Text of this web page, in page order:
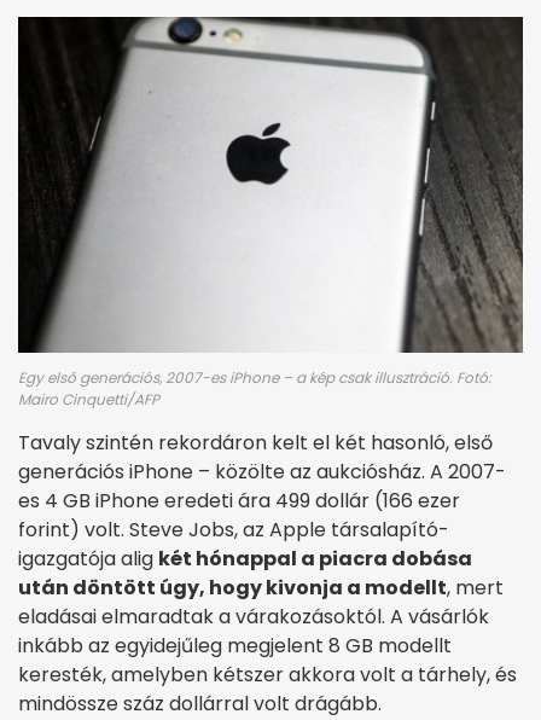
Egy első generációs, 2007-es iPhone – a kép csak illusztráció. Fotó:
Mairo Cinquetti/AFP
Tavaly szintén rekordáron kelt el két hasonló, első
generációs iPhone – közölte az aukciósház. A 2007-
es 4 GB iPhone eredeti ára 499 dollár (166 ezer
forint) volt. Steve Jobs, az Apple társalapító-
igazgatója alig két hónappal a piacra dobása
után döntött úgy, hogy kivonja a modellt, mert
eladásai elmaradtak a várakozásoktól. A vásárlók
inkább az egyidejűleg megjelent 8 GB modellt
keresték, amelyben kétszer akkora volt a tárhely, és
mindössze száz dollárral volt drágább.